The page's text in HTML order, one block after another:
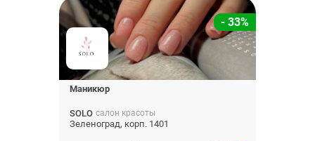
- 33%
Маникюр
SOLO салон красоты
Зеленоград, корп. 1401